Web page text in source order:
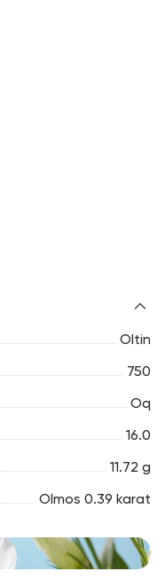
Oltin
750
Oq
16.0
11.72 g
Olmos 0.39 karat